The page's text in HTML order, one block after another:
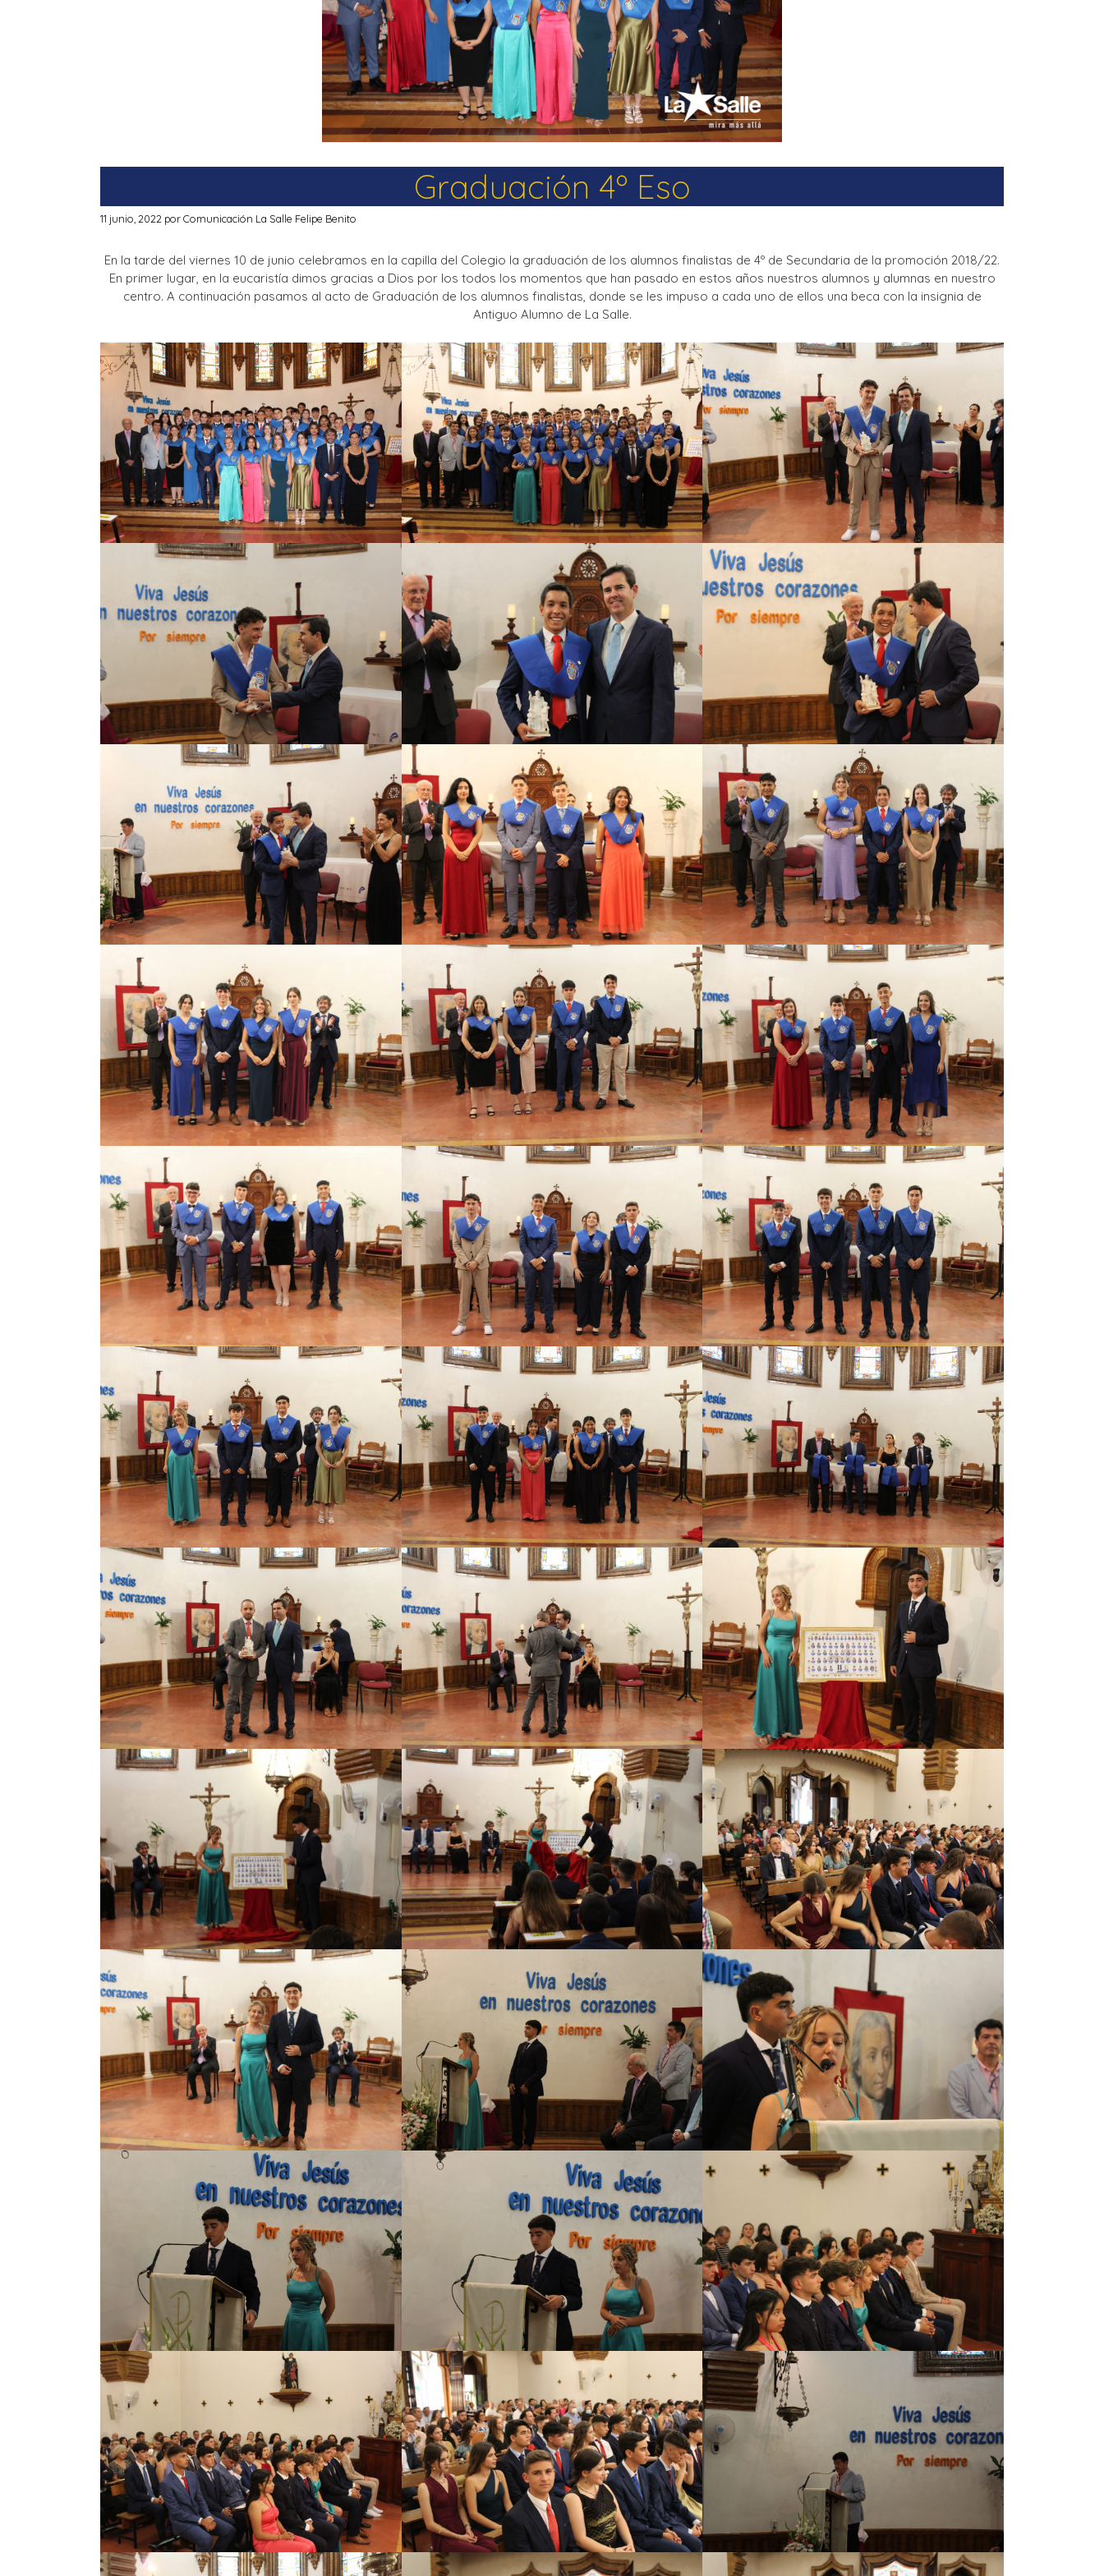
La Salle en el mundo
Vocación lasaliana
Graduación 4º Eso
11 junio, 2022 porComunicación La Salle Felipe Benito
En la tarde del viernes 10 de junio celebramos en la capilla del Colegio la graduación de los alumnos finalistas de 4º de Secundaria de la promoción 2018/22.
En primer lugar, en la eucaristía dimos gracias a Dios por los todos los momentos que han pasado en estos años nuestros alumnos y alumnas en nuestro
centro. A continuación pasamos al acto de Graduación de los alumnos finalistas, donde se les impuso a cada uno de ellos una beca con la insignia de
Antiguo Alumno de La Salle.